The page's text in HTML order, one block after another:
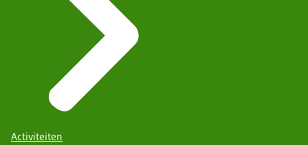
Activiteiten